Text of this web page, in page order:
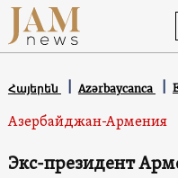
Հայերեն Azərbaycanca
Азербайджан-Армения
Экс-президент